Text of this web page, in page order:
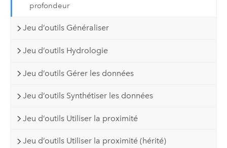
profondeur
Jeu d’outils Généraliser
Jeu d’outils Hydrologie
Jeu d’outils Gérer les données
Jeu d’outils Synthétiser les données
Jeu d’outils Utiliser la proximité
Jeu d’outils Utiliser la proximité (hérité)